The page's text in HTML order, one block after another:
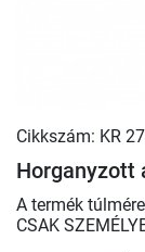
Cikkszám: KR
Horganyzott
A termék
CSAK